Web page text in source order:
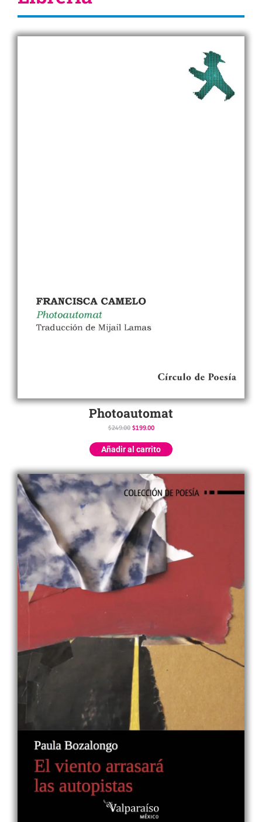
Photoautomat
$249.00 $199.00
Añadir al carrito